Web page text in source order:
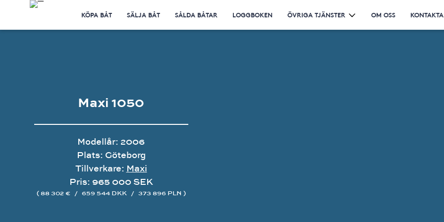
KÖPA BÅT SÄLJA BÅT SÅLDA BÅTAR LOGGBOKEN ÖVRIGA TJÄNSTER OM OSS
Maxi 1050
Modellår: 2006
Plats: Göteborg
Tillverkare: Maxi
Pris: 965 000 SEK
( 88 302 € / 659 544 DKK / 373 896 PLN )